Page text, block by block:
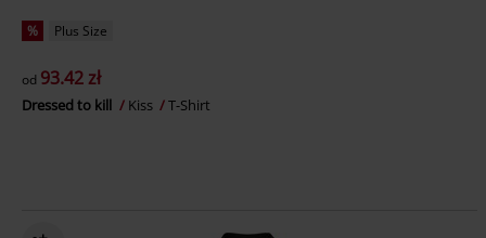
% Plus Size
od 93.42 zł
Dressed to kill Kiss T-Shirt